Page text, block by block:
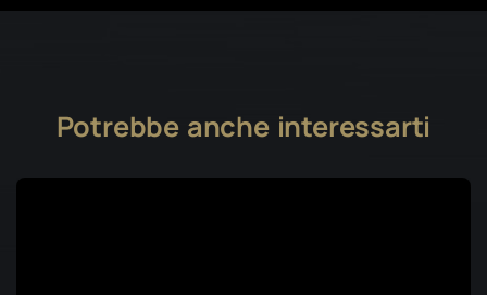
Potrebbe anche interessarti